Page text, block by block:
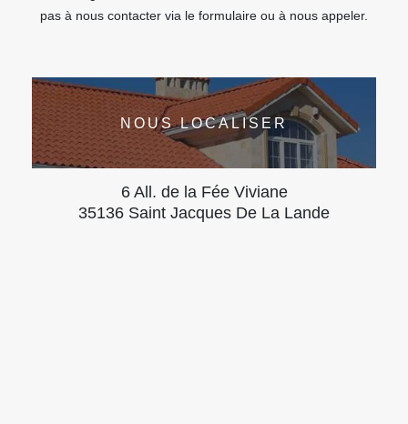
pas à nous contacter via le formulaire ou à nous appeler.
NOUS LOCALISER
6 All. de la Fée Viviane
35136 Saint Jacques De La Lande